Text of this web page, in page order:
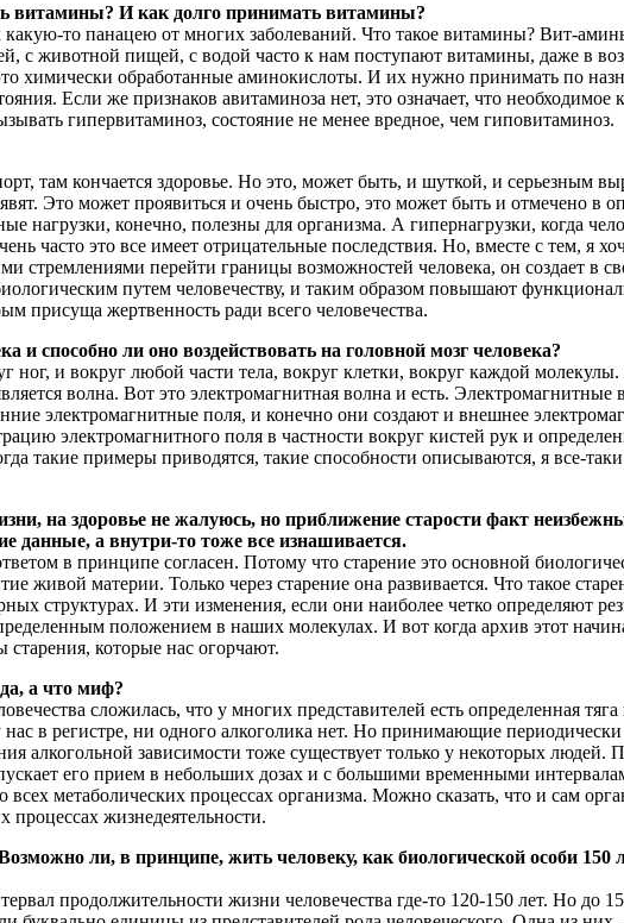
витамины? И как долго принимать витамины?
то панацею от многих заболеваний. Что такое витамины? Вит-
с животной пищей, с водой часто к нам поступают витамины, даже в
химически обработанные аминокислоты. И их нужно принимать по
Если же признаков авитаминоза нет, это означает, что
гипервитаминоз, состояние не менее вредное, чем гиповитаминоз.
там кончается здоровье. Но это, может быть, и шуткой, и серьезным
Это может проявиться и очень быстро, это может быть и отмечено
нагрузки, конечно, полезны для организма. А гипернагрузки, когда
часто это все имеет отрицательные последствия. Но, вместе с тем, я
стремлениями перейти границы возможностей человека, он создает в
путем человечеству, и таким образом повышают
присуща жертвенность ради всего человечества.
способно ли оно воздействовать на головной мозг человека?
ног, и вокруг любой части тела, вокруг клетки, вокруг каждой
волна. Вот это электромагнитная волна и есть.
электромагнитные поля, и конечно они создают и внешнее
электромагнитного поля в частности вокруг кистей рук и
такие примеры приводятся, такие способности описываются, я все-
на здоровье не жалуюсь, но приближение старости факт
данные, а внутри-то тоже все изнашивается.
в принципе согласен. Потому что старение это основной
живой материи. Только через старение она развивается. Что такое
структурах. И эти изменения, если они наиболее четко определяют
положением в наших молекулах. И вот когда архив этот
которые нас огорчают.
а что миф?
сложилась, что у многих представителей есть определенная
в регистре, ни одного алкоголика нет. Но принимающие
алкогольной зависимости тоже существует только у некоторых людей.
его прием в небольших дозах и с большими временными
метаболических процессах организма. Можно сказать, что и сам
процессах жизнедеятельности.
ли, в принципе, жить человеку, как биологической особи 150
продолжительности жизни человечества где-то 120-150 лет. Но до